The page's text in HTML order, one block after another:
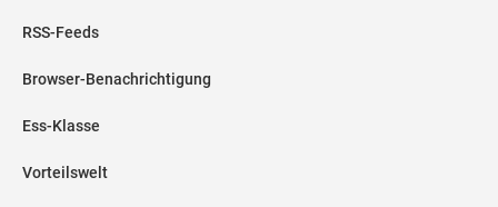
RSS-Feeds
Browser-Benachrichtigung
Ess-Klasse
Vorteilswelt